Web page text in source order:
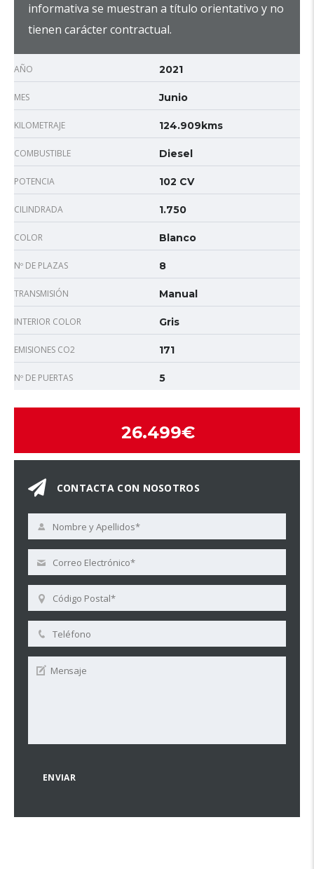
informativa se muestran a título orientativo y no
tienen carácter contractual.
AÑO 2021
MES Junio
KILOMETRAJE 124.909kms
COMBUSTIBLE Diesel
POTENCIA 102 CV
CILINDRADA 1.750
COLOR Blanco
Nº DE PLAZAS 8
TRANSMISIÓN Manual
INTERIOR COLOR Gris
EMISIONES CO2 171
Nº DE PUERTAS 5
26.499€
CONTACTA CON NOSOTROS